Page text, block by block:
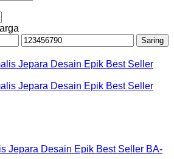
Harga
tertinggi
Saring
Jepara Desain Epik Best Seller BA-